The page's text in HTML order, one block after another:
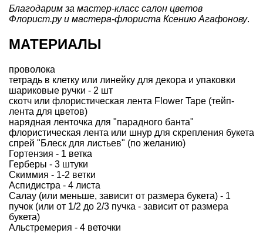
Благодарим за мастер-класс салон цветов
Флорист.ру и мастера-флориста Ксению Агафонову.
МАТЕРИАЛЫ
проволока
тетрадь в клетку или линейку для декора и упаковки
шариковые ручки - 2 шт
скотч или флористическая лента Flower Tape (тейп-
лента для цветов)
нарядная ленточка для "парадного банта"
флористическая лента или шнур для скрепления букета
спрей "Блеск для листьев" (по желанию)
Гортензия - 1 ветка
Герберы - 3 штуки
Скиммия - 1-2 ветки
Аспидистра - 4 листа
Салау (или меньше, зависит от размера букета) - 1
пучок (или от 1/2 до 2/3 пучка - зависит от размера
букета)
Альстремерия - 4 веточки